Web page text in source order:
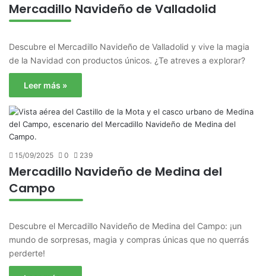
Mercadillo Navideño de Valladolid
Descubre el Mercadillo Navideño de Valladolid y vive la magia
de la Navidad con productos únicos. ¿Te atreves a explorar?
Leer más »
15/09/2025 0 239
Mercadillo Navideño de Medina del
Campo
Descubre el Mercadillo Navideño de Medina del Campo: ¡un
mundo de sorpresas, magia y compras únicas que no querrás
perderte!